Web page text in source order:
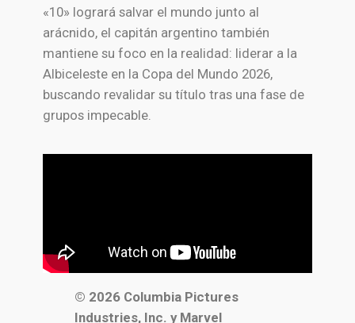
«10» logrará salvar el mundo junto al
arácnido, el capitán argentino también
mantiene su foco en la realidad: liderar a la
Albiceleste en la Copa del Mundo 2026,
buscando revalidar su título tras una fase de
grupos impecable.
© 2026 Columbia Pictures
Industries, Inc. y Marvel